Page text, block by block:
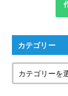
カテゴリー